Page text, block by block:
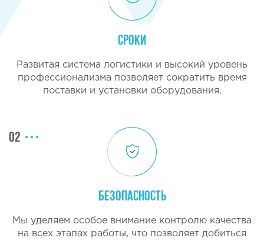
Сроки
Развитая система логистики и высокий уровень
профессионализма позволяет сократить время
поставки и установки оборудования.
02
Безопасность
Мы уделяем особое внимание контролю качества
на всех этапах работы, что позволяет добиться